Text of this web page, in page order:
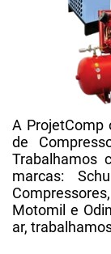
A ProjetComp
de
Trabalhamos
marcas:
Motomil e
ar,